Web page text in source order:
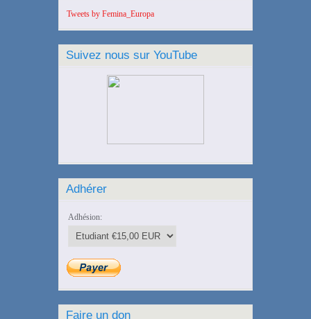
Tweets by Femina_Europa
Suivez nous sur YouTube
Adhérer
Adhésion:
Faire un don